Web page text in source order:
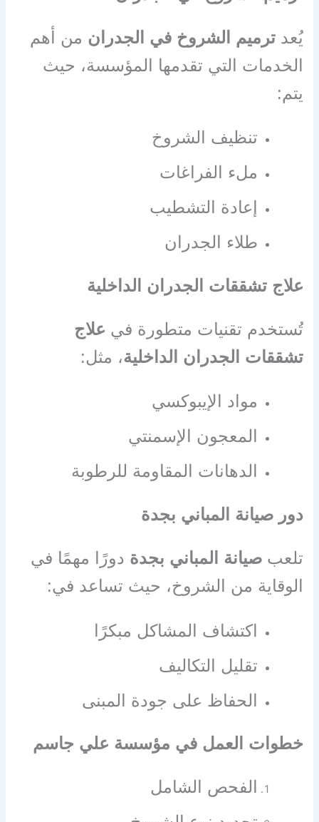
يُعدترميم الشروخ في الجدران من أهم
الخدمات التي تقدمها المؤسسة، حيث
يتم:
تنظيف الشروخ
ملء الفراغات
إعادة التشطيب
طلاء الجدران
علاج تشققات الجدران الداخلية
تُستخدم تقنيات متطورة في علاج
تشققات الجدران الداخلية، مثل:
مواد الإيبوكسي
المعجون الإسمنتي
الدهانات المقاومة للرطوبة
دور صيانة المباني بجدة
تلعبصيانة المباني بجدة دورًا مهمًا في
الوقاية من الشروخ، حيث تساعد في:
اكتشاف المشاكل مبكرًا
تقليل التكاليف
الحفاظ على جودة المبنى
خطوات العمل في مؤسسة علي جاسم
الفحص الشامل